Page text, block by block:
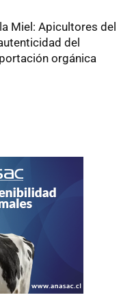
Miel: Apicultores del
del
orgánica